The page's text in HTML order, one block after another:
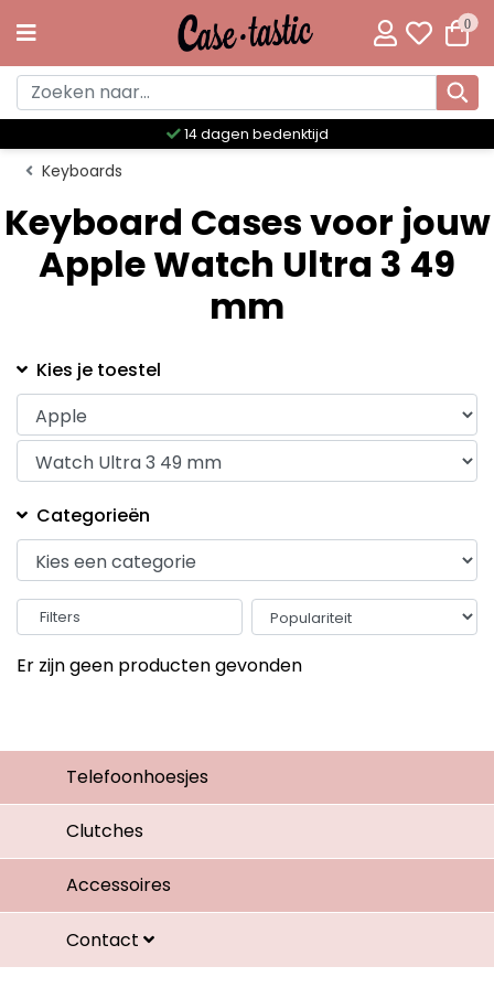
0
14 dagen bedenktijd
Keyboards
Keyboard Cases voor jouw
Apple Watch Ultra 3 49
mm
Kies je toestel
Categorieën
Filters
Er zijn geen producten gevonden
Telefoonhoesjes
Clutches
Accessoires
Contact